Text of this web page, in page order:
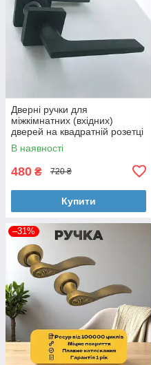
Дверні ручки для
міжкімнатних (вхідних)
дверей на квадратній розетці
TRION STELA AL-AL-74 MB
(black)
В наявності
480 ₴ 720 ₴
Купити
–31%